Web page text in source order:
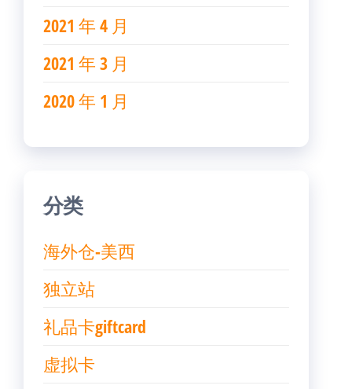
2021 年 4 月
2021 年 3 月
2020 年 1 月
分类
海外仓-美西
独立站
礼品卡giftcard
虚拟卡